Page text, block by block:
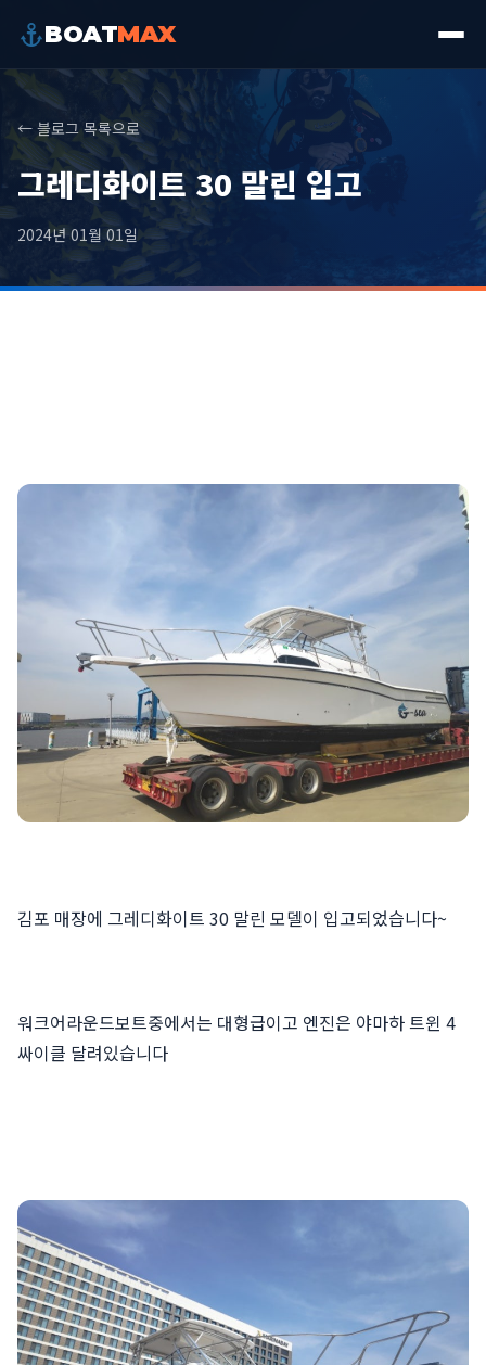
BOATMAX
← 블로그 목록으로
그레디화이트 30 말린 입고
2024년 01월 01일
김포 매장에 그레디화이트 30 말린 모델이 입고되었습니다~
워크어라운드보트중에서는 대형급이고 엔진은 야마하 트윈 4
싸이클 달려있습니다